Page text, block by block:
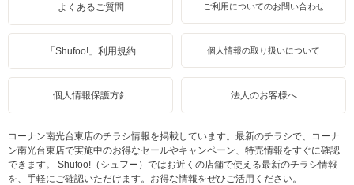
よくあるご質問 ご利用についてのお問い合わせ
「Shufoo!」利用規約 個人情報の取り扱いについて
個人情報保護方針 法人のお客様へ
コーナン南光台東店のチラシ情報を掲載しています。最新のチラシで、コーナ
ン南光台東店で実施中のお得なセールやキャンペーン、特売情報をすぐに確認
できます。 Shufoo!（シュフー）ではお近くの店舗で使える最新のチラシ情報
を、手軽にご確認いただけます。お得な情報をぜひご活用ください。